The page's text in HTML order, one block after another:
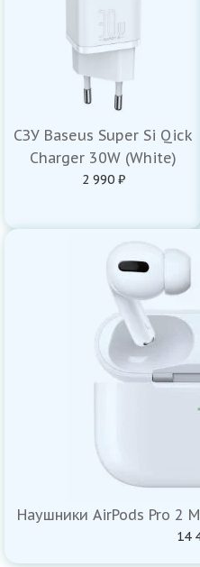
СЗУ Baseus Super Si Qick
Charger 30W (White)
2 990 ₽
Наушники AirPods Pro 2
14